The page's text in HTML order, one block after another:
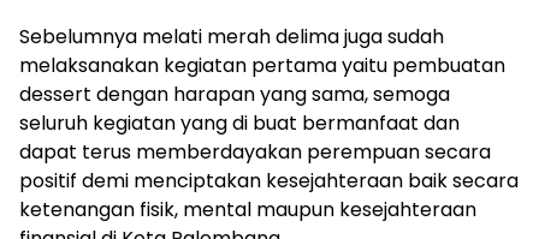
Sebelumnya melati merah delima juga sudah
melaksanakan kegiatan pertama yaitu pembuatan
dessert dengan harapan yang sama, semoga
seluruh kegiatan yang di buat bermanfaat dan
dapat terus memberdayakan perempuan secara
positif demi menciptakan kesejahteraan baik secara
ketenangan fisik, mental maupun kesejahteraan